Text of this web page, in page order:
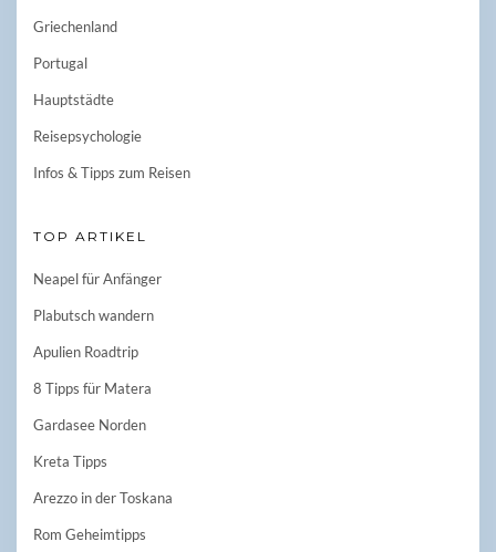
Griechenland
Portugal
Hauptstädte
Reisepsychologie
Infos & Tipps zum Reisen
TOP ARTIKEL
Neapel für Anfänger
Plabutsch wandern
Apulien Roadtrip
8 Tipps für Matera
Gardasee Norden
Kreta Tipps
Arezzo in der Toskana
Rom Geheimtipps